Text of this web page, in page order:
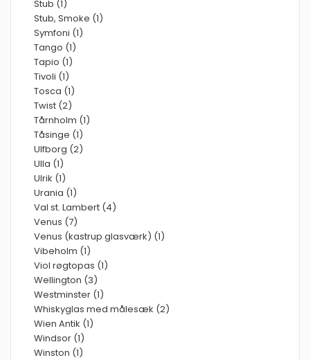
Stub (1)
Stub, Smoke (1)
Symfoni (1)
Tango (1)
Tapio (1)
Tivoli (1)
Tosca (1)
Twist (2)
Tårnholm (1)
Tåsinge (1)
Ulfborg (2)
Ulla (1)
Ulrik (1)
Urania (1)
Val st. Lambert (4)
Venus (7)
Venus (kastrup glasværk) (1)
Vibeholm (1)
Viol røgtopas (1)
Wellington (3)
Westminster (1)
Whiskyglas med målesæk (2)
Wien Antik (1)
Windsor (1)
Winston (1)